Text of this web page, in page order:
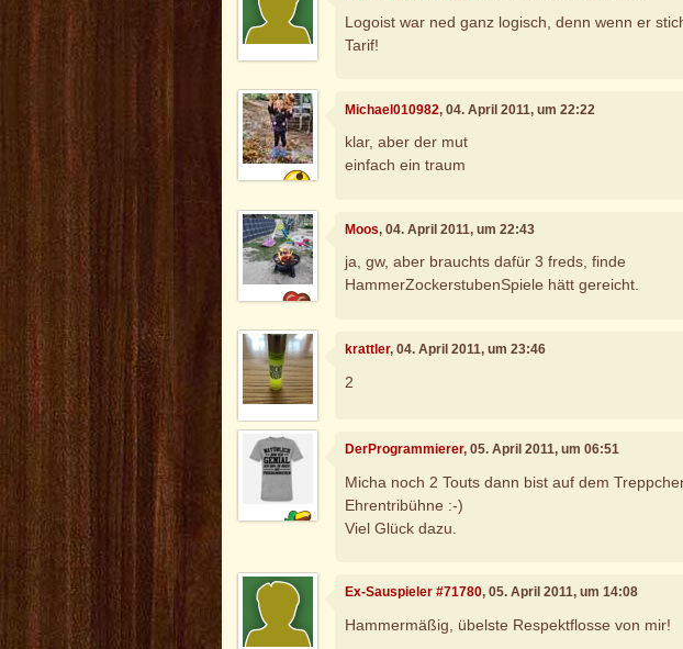
Logoist war ned ganz logisch, denn wenn er
Tarif!
Michael010982, 04. April 2011, um 22:22
klar, aber der mut
einfach ein traum
Moos, 04. April 2011, um 22:43
ja, gw, aber brauchts dafür 3 freds, finde
HammerZockerstubenSpiele hätt gereicht.
krattler, 04. April 2011, um 23:46
2
DerProgrammierer, 05. April 2011, um 06:51
Micha noch 2 Touts dann bist auf dem
Ehrentribühne :-)
Viel Glück dazu.
Ex-Sauspieler #71780, 05. April 2011, um 14:08
Hammermäßig, übelste Respektflosse von mir!